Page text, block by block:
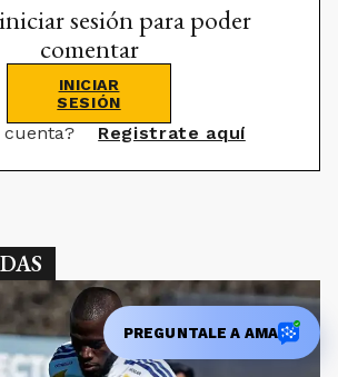
sesión para poder
comentar
INICIAR
SESIÓN
cuenta? Registrate aquí
PREGUNTALE A AMA